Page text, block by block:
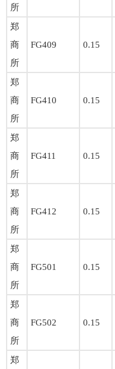
所
郑
商
所
FG409 0.15
郑
商
所
FG410 0.15
郑
商
所
FG411 0.15
郑
商
所
FG412 0.15
郑
商
所
FG501 0.15
郑
商
所
FG502 0.15
郑